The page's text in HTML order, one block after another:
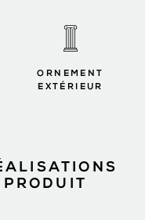
ORNEMENT
EXTÉRIEUR